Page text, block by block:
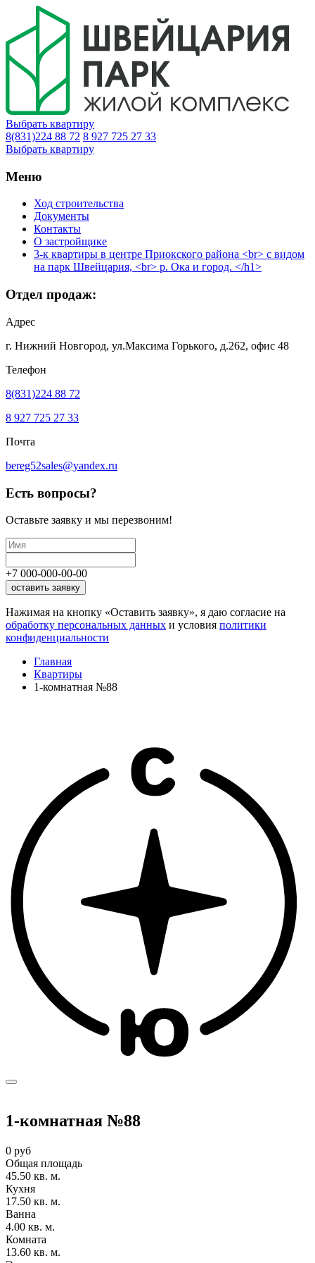
Выбрать квартиру
8(831)224 88 72 8 927 725 27 33
Выбрать квартиру
Меню
Ход строительства
Документы
Контакты
О застройщике
3-к квартиры в центре Приокского района <br> с видом
на парк Швейцария, <br> р. Ока и город. </h1>
Отдел продаж:
Адрес
г. Нижний Новгород, ул.Максима Горького, д.262, офис 48
Телефон
8(831)224 88 72
8 927 725 27 33
Почта
bereg52sales@yandex.ru
Есть вопросы?
Оставьте заявку и мы перезвоним!
+7 000-000-00-00
оставить заявку
Нажимая на кнопку «Оставить заявку», я даю согласие на
обработку персональных данных и условия политики
конфиденциальности
Главная
Квартиры
1-комнатная №88
1-комнатная №88
0 руб
Общая площадь
45.50 кв. м.
Кухня
17.50 кв. м.
Ванна
4.00 кв. м.
Комната
13.60 кв. м.